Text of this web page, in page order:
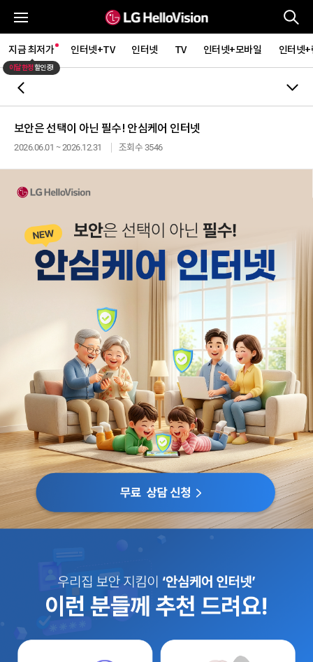
지금 최저가 인터넷+TV 인터넷 TV 인터넷+모바일 인터넷+
이달 한정할인중!
보안은 선택이 아닌 필수! 안심케어 인터넷
2026.06.01 ~ 2026.12.31 조회수 3546